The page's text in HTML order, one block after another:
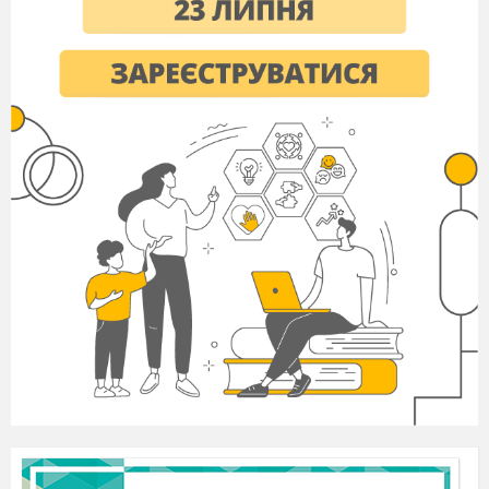
Та резону в тім нема,
Бо однаково на старість
Облисіє голова.
На сцену непомітно виходять Мікробчик та
Вірус, накривають на бруд- нуль сітку й
замотують їх
Хлопчики
Ой! Ой! Ой! Хто це такі?
Мікробчик Я – мікробчик, я – хворобчик,
Я до всіх чіпляюсь,
Особливо люблю діток
Тих, що не вмивались:
Замазур, ледачих,
Які спорт не люблять,
Дифтерію, фарингіт,